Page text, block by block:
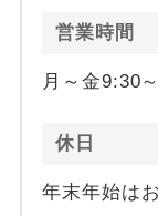
営業時間
月～金9:30
休日
年末年始は